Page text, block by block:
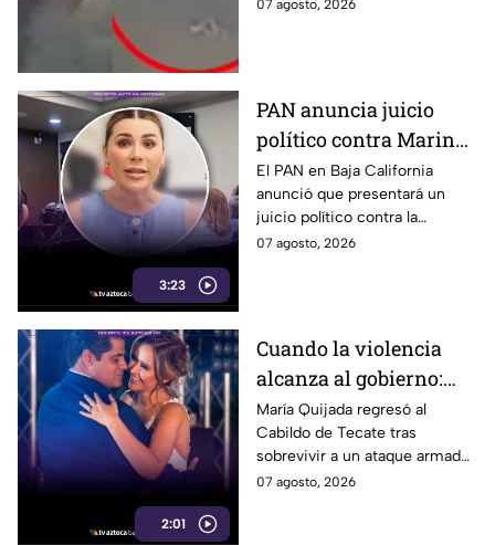
07 agosto, 2026
3:23
PAN anuncia juicio
político contra Marina
del Pilar y la fiscal de
Baja California
El PAN en Baja California
anunció que presentará un
juicio político contra la
gobernadora y la fiscal del
07 agosto, 2026
2:01
Cuando la violencia
alcanza al gobierno:
regidora de Tecate
vuelve al Cabildo tras
sobrevivir a un ataque
armado
María Quijada regresó al
Cabildo de Tecate tras
sobrevivir a un ataque armado
en el que murió su esposo y
07 agosto, 2026